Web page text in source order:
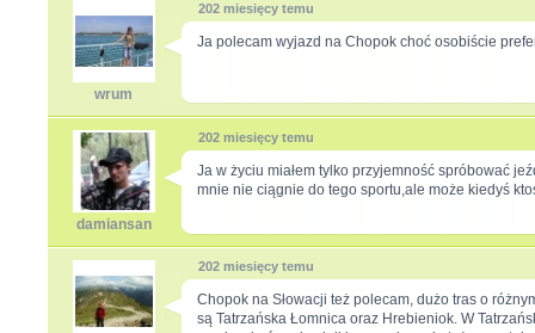
wrum
202 miesięcy temu
Ja polecam wyjazd na Chopok choć osobiście
damiansan
202 miesięcy temu
Ja w życiu miałem tylko przyjemność spróbować
mnie nie ciągnie do tego sportu,ale może kiedyś
202 miesięcy temu
Chopok na Słowacji też polecam, dużo tras o
są Tatrzańska Łomnica oraz Hrebieniok. W